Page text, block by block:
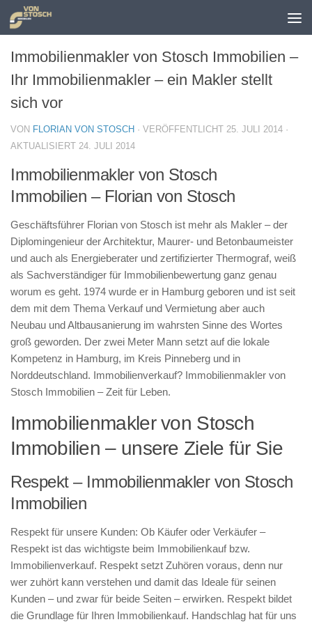
Zum Inhalt springen
Immobilienmakler von Stosch Immobilien –
Ihr Immobilienmakler – ein Makler stellt
sich vor
VON FLORIAN VON STOSCH · VERÖFFENTLICHT 25. JULI 2014 ·
AKTUALISIERT 24. JULI 2014
Immobilienmakler von Stosch
Immobilien – Florian von Stosch
Geschäftsführer Florian von Stosch ist mehr als Makler – der
Diplomingenieur der Architektur, Maurer- und Betonbaumeister
und auch als Energieberater und zertifizierter Thermograf, weiß
als Sachverständiger für Immobilienbewertung ganz genau
worum es geht. 1974 wurde er in Hamburg geboren und ist seit
dem mit dem Thema Verkauf und Vermietung aber auch
Neubau und Altbausanierung im wahrsten Sinne des Wortes
groß geworden. Der zwei Meter Mann setzt auf die lokale
Kompetenz in Hamburg, im Kreis Pinneberg und in
Norddeutschland. Immobilienverkauf? Immobilienmakler von
Stosch Immobilien – Zeit für Leben.
Immobilienmakler von Stosch
Immobilien – unsere Ziele für Sie
Respekt – Immobilienmakler von Stosch
Immobilien
Respekt für unsere Kunden: Ob Käufer oder Verkäufer –
Respekt ist das wichtigste beim Immobilienkauf bzw.
Immobilienverkauf. Respekt setzt Zuhören voraus, denn nur
wer zuhört kann verstehen und damit das Ideale für seinen
Kunden – und zwar für beide Seiten – erwirken. Respekt bildet
die Grundlage für Ihren Immobilienkauf. Handschlag hat für uns